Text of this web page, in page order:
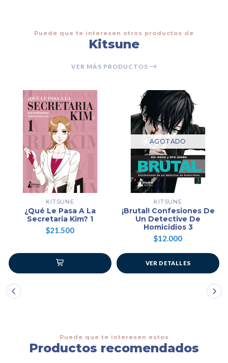
Puede que te interesen otros productos de
Kitsune
VER MÁS PRODUCTOS
KITSUNE
¿Qué Le Pasa A La
Secretaria Kim? 1
$21.500
AGOTADO
KITSUNE
¡Brutal! Confesiones De
Un Detective De
Homicidios 3
$12.000
VER DETALLES
Puede que te interesen estos
Productos recomendados